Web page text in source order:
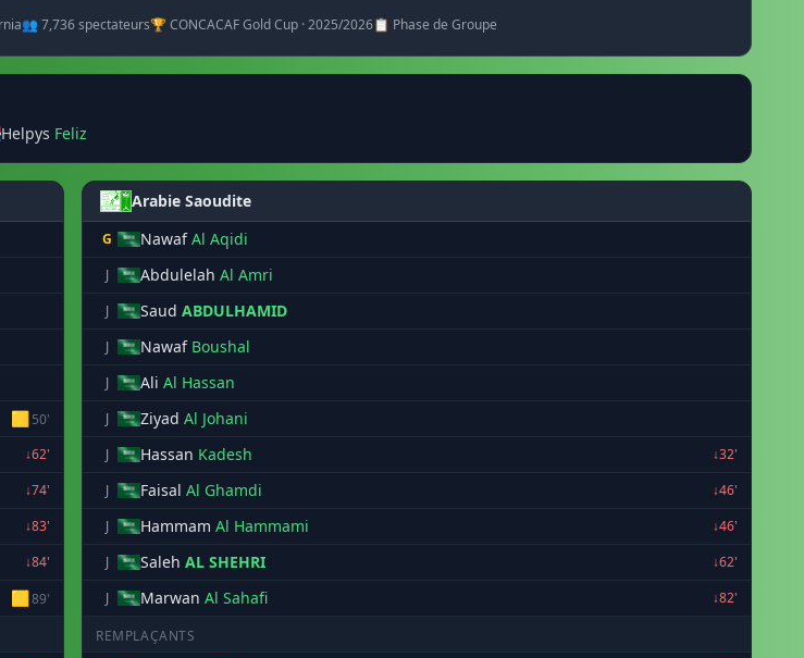
👥 7,736 spectateurs🏆 CONCACAF Gold Cup · 2025/2026📋 Phase de Groupe
Helpys Feliz
🟨50'
↓62'
↓74'
↓83'
↓84'
🟨89'
Arabie Saoudite
G NawafAl Aqidi
J Abdulelah Al Amri
J Saud ABDULHAMID
J Nawaf Boushal
J Ali Al Hassan
J Ziyad Al Johani
J Hassan Kadesh
↓32'
J
Faisal Al Ghamdi
↓46'
J
Hammam Al Hammami
↓46'
J
Saleh AL SHEHRI
↓62'
J
Marwan Al Sahafi ↓82'
REMPLAÇANTS